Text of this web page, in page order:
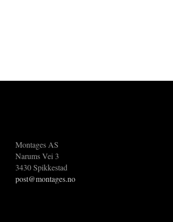
Montages AS
Narums Vei 3
3430 Spikkestad
post@montages.no